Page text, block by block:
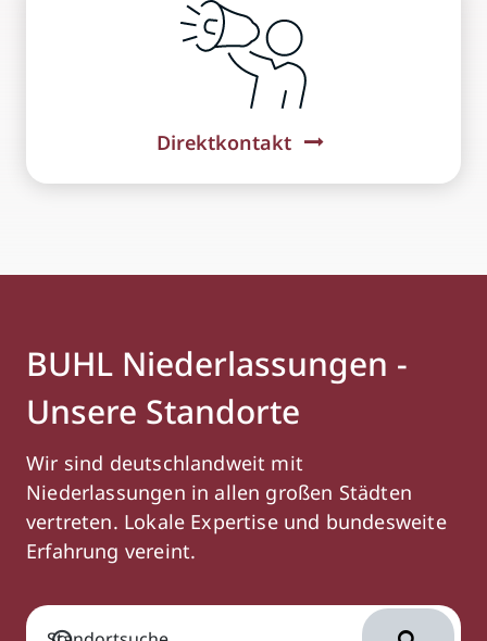
Direktkontakt
BUHL Niederlassungen -
Unsere Standorte
Wir sind deutschlandweit mit
Niederlassungen in allen großen Städten
vertreten. Lokale Expertise und bundesweite
Erfahrung vereint.